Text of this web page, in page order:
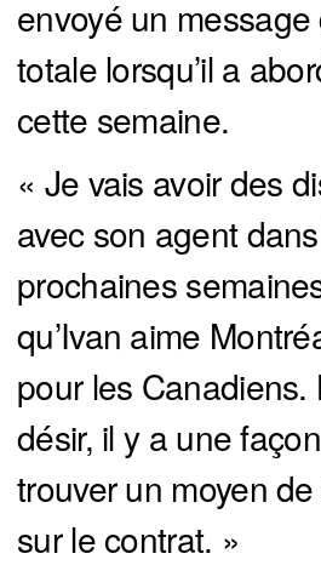
envoyé un
totale lorsqu’il a
cette semaine.
« Je vais avoir des
avec son agent
prochaines
qu’Ivan aime
pour les Canadiens.
désir, il y a une
trouver un moyen de
sur le contrat. »